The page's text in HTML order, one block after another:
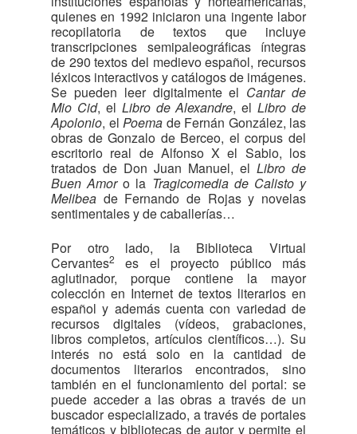
quienes en 1992 iniciaron una ingente labor
recopilatoria de textos que incluye
transcripciones semipaleográficas íntegras
de 290 textos del medievo español, recursos
léxicos interactivos y catálogos de imágenes.
Se pueden leer digitalmente el Cantar de
Mio Cid, el Libro de Alexandre, elLibro de
Apolonio, el Poema de Fernán González, las
obras de Gonzalo de Berceo, el corpus del
escritorio real de Alfonso X el Sabio, los
tratados de Don Juan Manuel, el Libro de
Buen Amoro la Tragicomedia de Calisto y
Melibea de Fernando de Rojas y novelas
sentimentales y de caballerías…
Por otro lado, la Biblioteca Virtual
Cervantes2
es el proyecto público más
aglutinador, porque contiene la mayor
colección en Internet de textos literarios en
español y además cuenta con variedad de
recursos digitales (vídeos, grabaciones,
libros completos, artículos científicos…). Su
interés no está solo en la cantidad de
documentos literarios encontrados, sino
también en el funcionamiento del portal: se
puede acceder a las obras a través de un
buscador especializado, a través de portales
temáticos y bibliotecas de autor y permite el